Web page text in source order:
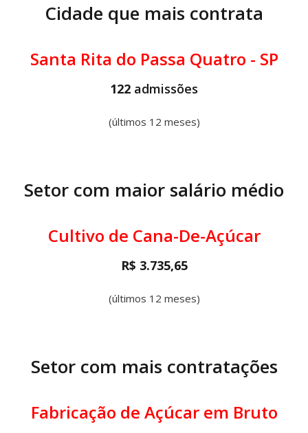
Cidade que mais contrata
Santa Rita do Passa Quatro - SP
122 admissões
(últimos 12 meses)
Setor com maior salário médio
Cultivo de Cana-De-Açúcar
R$ 3.735,65
(últimos 12 meses)
Setor com mais contratações
Fabricação de Açúcar em Bruto